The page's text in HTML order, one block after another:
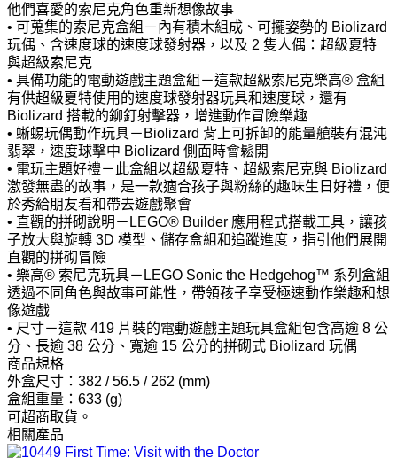
他們喜愛的索尼克角色重新想像故事
• 可蒐集的索尼克盒組－內有積木組成、可擺姿勢的 Biolizard
玩偶、含速度球的速度球發射器，以及 2 隻人偶：超級夏特
與超級索尼克
• 具備功能的電動遊戲主題盒組－這款超級索尼克樂高® 盒組
有供超級夏特使用的速度球發射器玩具和速度球，還有
Biolizard 搭載的鉚釘射擊器，增進動作冒險樂趣
• 蜥蜴玩偶動作玩具－Biolizard 背上可拆卸的能量艙裝有混沌
翡翠，速度球擊中 Biolizard 側面時會鬆開
• 電玩主題好禮－此盒組以超級夏特、超級索尼克與 Biolizard
激發無盡的故事，是一款適合孩子與粉絲的趣味生日好禮，便
於秀給朋友看和帶去遊戲聚會
• 直觀的拼砌說明－LEGO® Builder 應用程式搭載工具，讓孩
子放大與旋轉 3D 模型、儲存盒組和追蹤進度，指引他們展開
直觀的拼砌冒險
• 樂高® 索尼克玩具－LEGO Sonic the Hedgehog™ 系列盒組
透過不同角色與故事可能性，帶領孩子享受極速動作樂趣和想
像遊戲
• 尺寸－這款 419 片裝的電動遊戲主題玩具盒組包含高逾 8 公
分、長逾 38 公分、寬逾 15 公分的拼砌式 Biolizard 玩偶
商品規格
外盒尺寸：382 / 56.5 / 262 (mm)
盒組重量：633 (g)
可超商取貨。
相關產品